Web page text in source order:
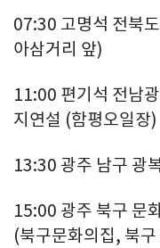
07:30 고명석 전북
아삼거리 앞)
11:00 편기석 전남
지연설 (함평오일장)
13:30 광주 남구 광
15:00 광주 북구 문
(북구문화의집, 북